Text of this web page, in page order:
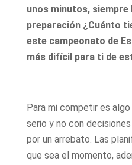
unos minutos, siempre
preparación ¿Cuánto
este campeonato de
más difícil para ti de
Para mi competir es
serio y no con
por un arrebato. Las
que sea el momento,